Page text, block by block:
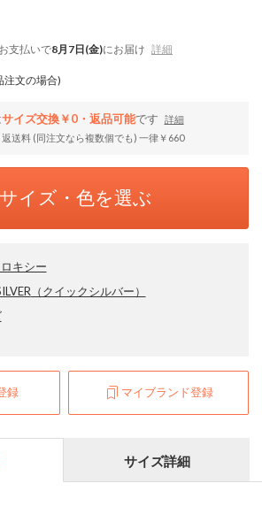
支払いで8月7日(金)にお届け 詳細
注文の場合)
サイズ交換￥0・返品可能です
詳細
送料 (同注文なら複数個でも) 一律￥660
サイズ・色を選ぶ
キシー
（クイックシルバー）
録 マイブランド登録
サイズ詳細